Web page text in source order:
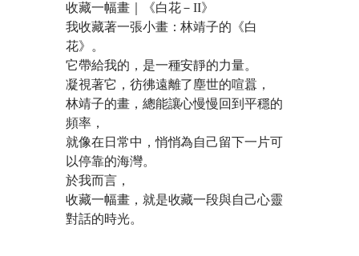
收藏一幅畫｜《白花－II》
我收藏著一張小畫：林靖子的《白
花》。
它帶給我的，是一種安靜的力量。
凝視著它，彷彿遠離了塵世的喧囂，
林靖子的畫，總能讓心慢慢回到平穩的
頻率，
就像在日常中，悄悄為自己留下一片可
以停靠的海灣。
於我而言，
收藏一幅畫，就是收藏一段與自己心靈
對話的時光。